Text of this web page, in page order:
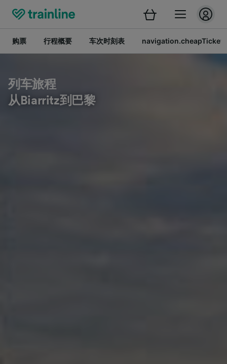
购票 行程概要 车次时刻表 navigation.cheapTickets
列车旅程
从Biarritz到巴黎